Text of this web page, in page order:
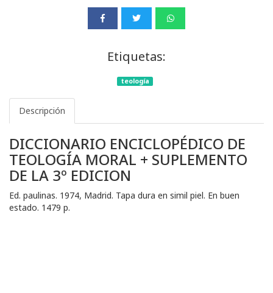
Etiquetas:
teología
Descripción
DICCIONARIO ENCICLOPÉDICO DE
TEOLOGÍA MORAL + SUPLEMENTO
DE LA 3º EDICION
Ed. paulinas. 1974, Madrid. Tapa dura en simil piel. En buen
estado. 1479 p.